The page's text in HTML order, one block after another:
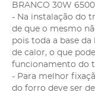
BRANCO 30W
- Na instalação do
de que o mesmo
pois toda a base
de calor, o que
funcionamento do
- Para melhor
do forro deve ser